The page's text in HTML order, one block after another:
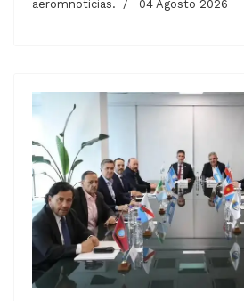
aeromnoticias. 04 Agosto 2026